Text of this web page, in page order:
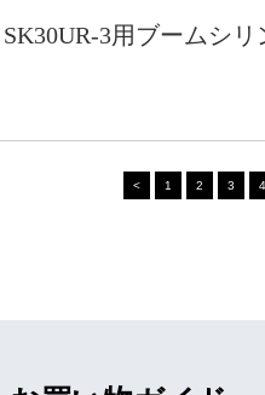
SK30UR-3用ブームシ
< 1 2 3 4